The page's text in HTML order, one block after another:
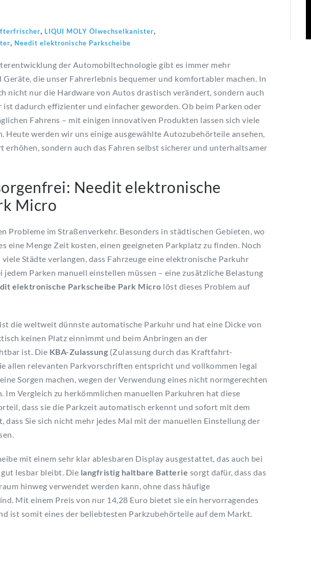
, LIQUI MOLY Ölwechselkanister,
, Needit elektronische Parkscheibe
der Automobiltechnologie gibt es immer mehr
die unser Fahrerlebnis bequemer und komfortabler machen. In
nicht nur die Hardware von Autos drastisch verändert, sondern auch
dadurch effizienter und einfacher geworden. Ob beim Parken oder
Fahrens – mit einigen innovativen Produkten lassen sich viele
Heute werden wir uns einige ausgewählte Autozubehörteile ansehen,
sondern auch das Fahren selbst sicherer und unterhaltsamer
Needit elektronische
Micro
Probleme im Straßenverkehr. Besonders in städtischen Gebieten, wo
eine Menge Zeit kosten, einen geeigneten Parkplatz zu finden. Noch
Städte verlangen, dass Fahrzeuge eine elektronische Parkuhr
Parken manuell einstellen müssen – eine zusätzliche Belastung
elektronische Parkscheibe Park Micro löst dieses Problem auf
die weltweit dünnste automatische Parkuhr und hat eine Dicke von
keinen Platz einnimmt und beim Anbringen an der
ist. Die KBA-Zulassung (Zulassung durch das Kraftfahrt-
allen relevanten Parkvorschriften entspricht und vollkommen legal
Sorgen machen, wegen der Verwendung eines nicht normgerechten
Im Vergleich zu herkömmlichen manuellen Parkuhren hat diese
dass sie die Parkzeit automatisch erkennt und sofort mit dem
dass Sie sich nicht mehr jedes Mal mit der manuellen Einstellung der
mit einem sehr klar ablesbaren Display ausgestattet, das auch bei
lesbar bleibt. Die langfristig haltbare Batterie sorgt dafür, dass das
hinweg verwendet werden kann, ohne dass häufige
Mit einem Preis von nur 14,28 Euro bietet sie ein hervorragendes
ist somit eines der beliebtesten Parkzubehörteile auf dem Markt.